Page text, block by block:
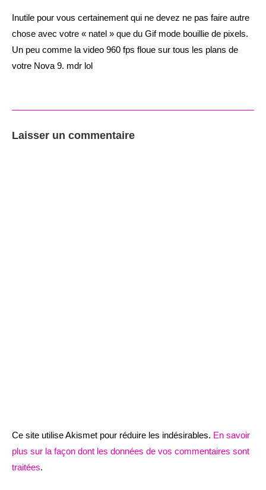
Inutile pour vous certainement qui ne devez ne pas faire autre
chose avec votre « natel » que du Gif mode bouillie de pixels.
Un peu comme la video 960 fps floue sur tous les plans de
votre Nova 9. mdr lol
Laisser un commentaire
Ce site utilise Akismet pour réduire les indésirables. En savoir
plus sur la façon dont les données de vos commentaires sont
traitées.